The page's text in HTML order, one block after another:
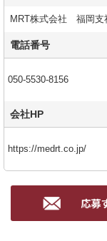
MRT株式会社 福岡支
電話番号
050-5530-8156
会社HP
https://medrt.co.jp/